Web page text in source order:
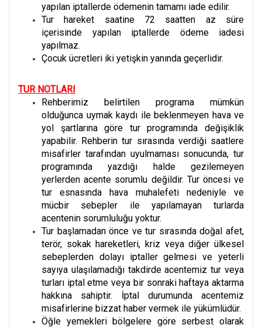
yapılan iptallerde ödemenin tamamı iade edilir.
Tur hareket saatine 72 saatten az süre
içerisinde yapılan iptallerde ödeme iadesi
yapılmaz.
Çocuk ücretleri iki yetişkin yanında geçerlidir.
TUR NOTLARI
Rehberimiz belirtilen programa mümkün
olduğunca uymak kaydı ile beklenmeyen hava ve
yol şartlarına göre tur programında değişiklik
yapabilir. Rehberin tur sırasında verdiği saatlere
misafirler tarafından uyulmaması sonucunda, tur
programında yazdığı halde gezilemeyen
yerlerden acente sorumlu değildir. Tur öncesi ve
tur esnasında hava muhalefeti nedeniyle ve
mücbir sebepler ile yapılamayan turlarda
acentenin sorumluluğu yoktur.
Tur başlamadan önce ve tur sırasında doğal afet,
terör, sokak hareketleri, kriz veya diğer ülkesel
sebeplerden dolayı iptaller gelmesi ve yeterli
sayıya ulaşılamadığı takdirde acentemiz tur veya
turları iptal etme veya bir sonraki haftaya aktarma
hakkına sahiptir. İptal durumunda acentemiz
misafirlerine bizzat haber vermek ile yükümlüdür.
Öğle yemekleri bölgelere göre serbest olarak